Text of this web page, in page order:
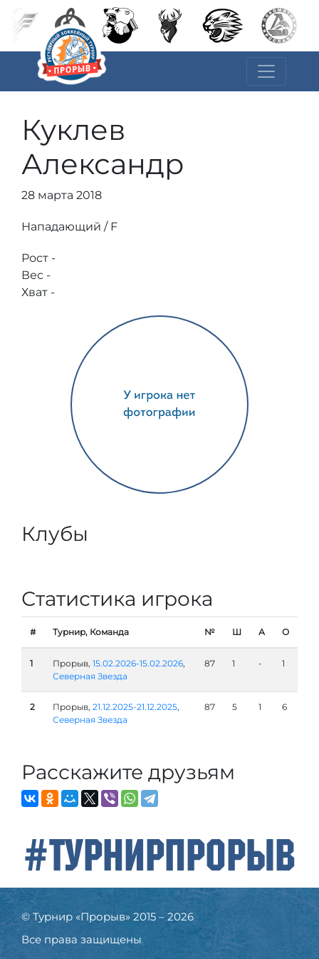
Куклев
Александр
28 марта 2018
Нападающий / F
Рост -
Вес -
Хват -
Клубы
Статистика игрока
# Турнир, Команда № Ш А О
1 Прорыв, 15.02.2026-15.02.2026,
Северная Звезда
87 1 - 1
2 Прорыв, 21.12.2025-21.12.2025,
Северная Звезда
87 5 1 6
Расскажите друзьям
#ТурнирПрорыв
© Турнир «Прорыв» 2015 – 2026
Все права защищены